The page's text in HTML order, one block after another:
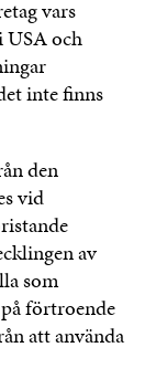
vars
USA och
inte finns
den
vid
av
som
förtroende
att använda